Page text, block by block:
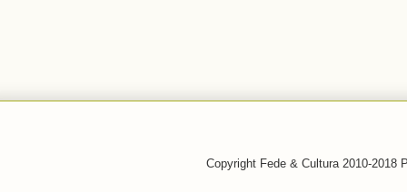
Copyright Fede & Cultura 2010-2018